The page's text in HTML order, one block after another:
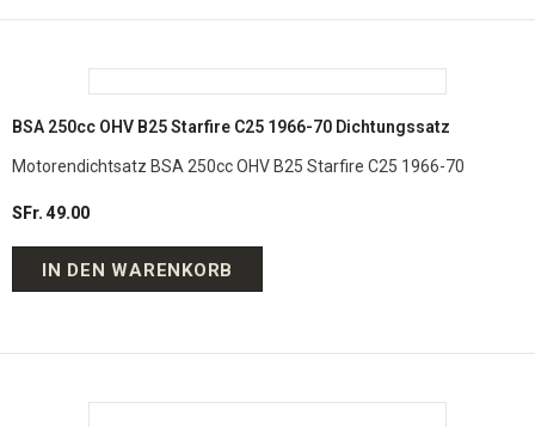
BSA 250cc OHV B25 Starfire C25 1966-70 Dichtungssatz
Motorendichtsatz BSA 250cc OHV B25 Starfire C25 1966-70
SFr. 49.00
IN DEN WARENKORB